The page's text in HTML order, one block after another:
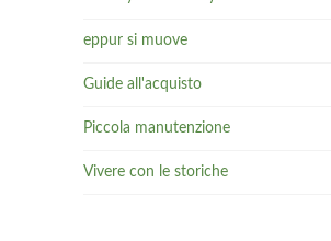
eppur si muove
Guide all'acquisto
Piccola manutenzione
Vivere con le storiche